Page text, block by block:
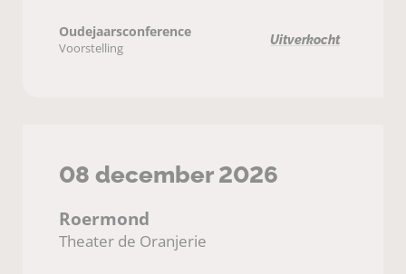
Oudejaarsconference
Voorstelling
Uitverkocht
08 december 2026
Roermond
Theater de Oranjerie